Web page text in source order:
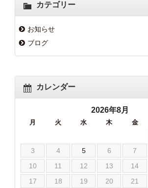
カテゴリー
お知らせ
ブログ
カレンダー
2026年8月
月 火 水 木 金
3
4 5 6 7
10
11 12 13 14
17
18 19 20 21